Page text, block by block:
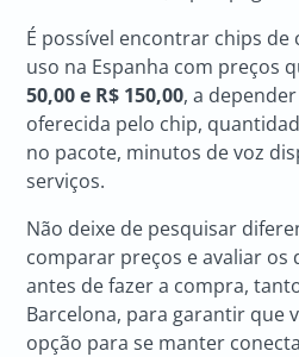
É possível encontrar chips
uso na Espanha com preços
50,00 e R$ 150,00, a
oferecida pelo chip,
no pacote, minutos de voz
serviços.
Não deixe de pesquisar
comparar preços e avaliar os
antes de fazer a compra,
Barcelona, para garantir que
opção para se manter